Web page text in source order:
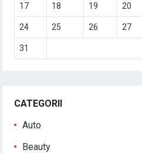
17 18 19 20
24 25 26 27
31
CATEGORII
Auto
Beauty